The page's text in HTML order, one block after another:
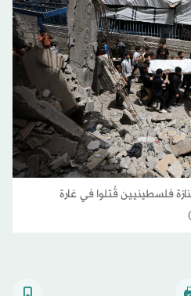
فلسطينيين قُتلوا في غارة